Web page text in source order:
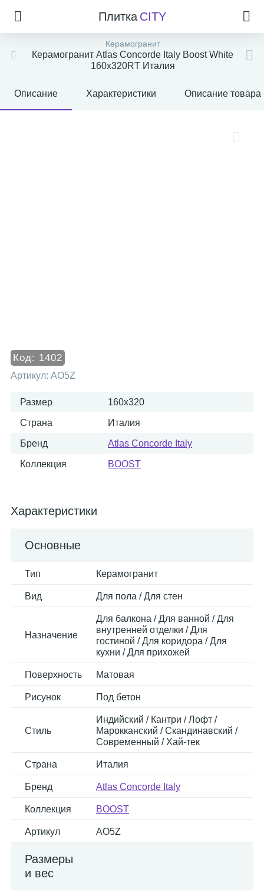
Плитка CITY
Керамогранит
Керамогранит Atlas Concorde Italy Boost White
160x320RT Италия
Описание Характеристики Описание товара
Код: 1402
Артикул: AO5Z
Размер 160x320
Страна Италия
Бренд Atlas Concorde Italy
Коллекция BOOST
Характеристики
Основные
Тип Керамогранит
Вид Для пола / Для стен
Назначение
Для балкона / Для ванной / Для
внутренней отделки / Для
гостиной / Для коридора / Для
кухни / Для прихожей
Поверхность Матовая
Рисунок Под бетон
Стиль
Индийский / Кантри / Лофт /
Марокканский / Скандинавский /
Современный / Хай-тек
Страна Италия
Бренд Atlas Concorde Italy
Коллекция BOOST
Артикул AO5Z
Размеры
и вес